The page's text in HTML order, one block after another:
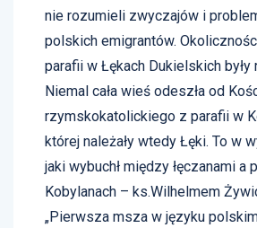
nie rozumieli zwyczajów i
polskich emigrantów.
parafii w Łękach Dukielskich
Niemal cała wieś odeszła od
rzymskokatolickiego z parafii w
której należały wtedy Łęki. To w
jaki wybuchł między łęczanami
Kobylanach – ks.Wilhelmem
„Pierwsza msza w języku